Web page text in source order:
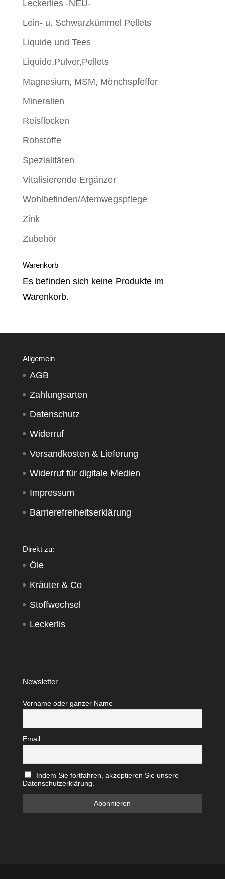
Leckerlies -NEU-
Lein- u. Schwarzkümmel Pellets
Liquide und Tees
Liquide,Pulver,Pellets
Magnesium, MSM, Mönchspfeffer
Mineralien
Reisflocken
Rohstoffe
Spezialitäten
Vitalisierende Ergänzer
Wohlbefinden/Atemwegspflege
Zink
Zubehör
Warenkorb
Es befinden sich keine Produkte im
Warenkorb.
Allgemein
AGB
Zahlungsarten
Datenschutz
Widerruf
Versandkosten & Lieferung
Widerruf für digitale Medien
Impressum
Barrierefreiheitserklärung
Direkt zu:
Öle
Kräuter & Co
Stoffwechsel
Leckerlis
Newsletter
Vorname oder ganzer Name
Email
Indem Sie fortfahren, akzeptieren Sie unsere
Datenschutzerklärung.